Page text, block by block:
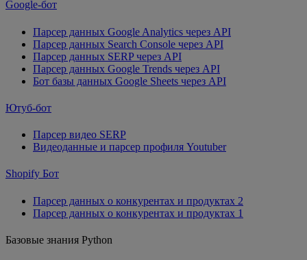
Google-бот
Парсер данных Google Analytics через API
Парсер данных Search Console через API
Парсер данных SERP через API
Парсер данных Google Trends через API
Бот базы данных Google Sheets через API
Ютуб-бот
Парсер видео SERP
Видеоданные и парсер профиля Youtuber
Shopify Бот
Парсер данных о конкурентах и ​​продуктах 2
Парсер данных о конкурентах и ​​продуктах 1
Базовые знания Python